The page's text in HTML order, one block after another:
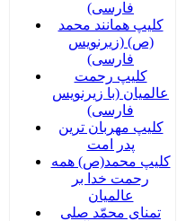
فارسی)
کلیپ همانند محمد
(ص) (زیرنویس
فارسی)
کلیپ رحمت
عالمیان (با زیرنویس
فارسی)
کلیپ مهربان ترین
پدر امت
کلیپ محمد(ص) همه
رحمت خدا بر
عالمیان
تمنای محمّد صلی